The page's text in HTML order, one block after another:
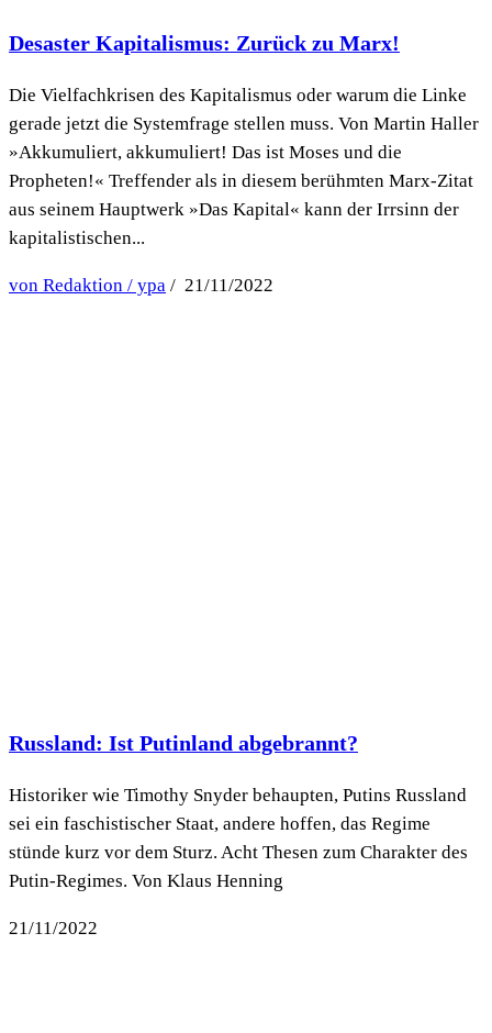
Desaster Kapitalismus: Zurück zu Marx!
Die Vielfachkrisen des Kapitalismus oder warum die Linke
gerade jetzt die Systemfrage stellen muss. Von Martin Haller
»Akkumuliert, akkumuliert! Das ist Moses und die
Propheten!« Treffender als in diesem berühmten Marx-Zitat
aus seinem Hauptwerk »Das Kapital« kann der Irrsinn der
kapitalistischen...
von Redaktion / ypa / 21/11/2022
Russland: Ist Putinland abgebrannt?
Historiker wie Timothy Snyder behaupten, Putins Russland
sei ein faschistischer Staat, andere hoffen, das Regime
stünde kurz vor dem Sturz. Acht Thesen zum Charakter des
Putin-Regimes. Von Klaus Henning
21/11/2022